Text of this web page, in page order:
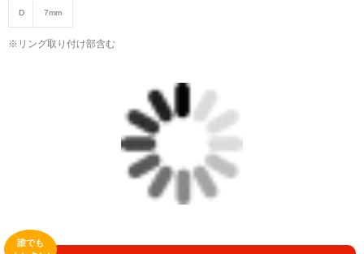
D 7mm
※リング取り付け部含む
誰でも